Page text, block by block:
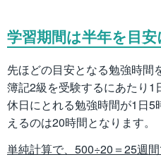
学習期間は半年を目安
先ほどの目安となる勉強時間
簿記2級を受験するにあたり1
休日にとれる勉強時間が1日
えるのは20時間となります。
単純計算で、500÷20＝25週